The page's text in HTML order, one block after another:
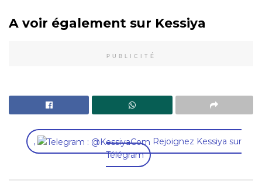
A voir également sur Kessiya
PUBLICITÉ
,
Rejoignez Kessiya sur
Télégram